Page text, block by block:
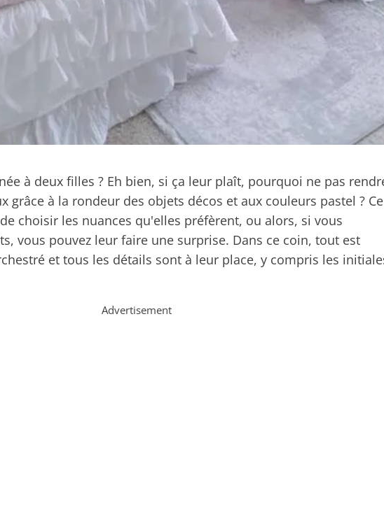
à deux filles ? Eh bien, si ça leur plaît, pourquoi ne pas
grâce à la rondeur des objets décos et aux couleurs pastel ? Ce
choisir les nuances qu'elles préfèrent, ou alors, si vous
vous pouvez leur faire une surprise. Dans ce coin, tout est
et tous les détails sont à leur place, y compris les
Advertisement